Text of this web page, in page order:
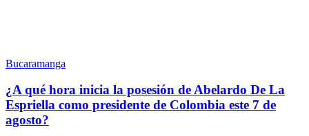
Bucaramanga
¿A qué hora inicia la posesión de Abelardo De La
Espriella como presidente de Colombia este 7 de
agosto?